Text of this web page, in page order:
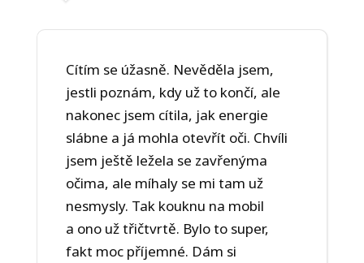
Cítím se úžasně. Nevěděla jsem,
jestli poznám, kdy už to končí, ale
nakonec jsem cítila, jak energie
slábne a já mohla otevřít oči. Chvíli
jsem ještě ležela se zavřenýma
očima, ale míhaly se mi tam už
nesmysly. Tak kouknu na mobil
a ono už třičtvrtě. Bylo to super,
fakt moc příjemné. Dám si